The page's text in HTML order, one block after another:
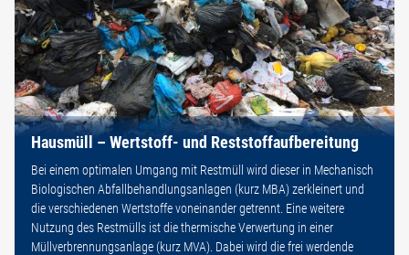
Hausmüll – Wertstoff- und Reststoffaufbereitung
Bei einem optimalen Umgang mit Restmüll wird dieser in Mechanisch
Biologischen Abfallbehandlungsanlagen (kurz MBA) zerkleinert und
die verschiedenen Wertstoffe voneinander getrennt. Eine weitere
Nutzung des Restmülls ist die thermische Verwertung in einer
Müllverbrennungsanlage (kurz MVA). Dabei wird die frei werdende